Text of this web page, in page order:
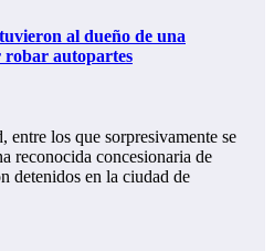
al dueño de una
robar autopartes
entre los que sorpresivamente se
reconocida concesionaria de
detenidos en la ciudad de